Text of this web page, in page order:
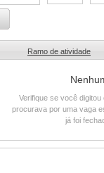
Ramo de atividade
Verifique se você
procurava por uma vaga
já foi